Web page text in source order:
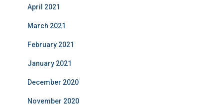
April 2021
March 2021
February 2021
January 2021
December 2020
November 2020